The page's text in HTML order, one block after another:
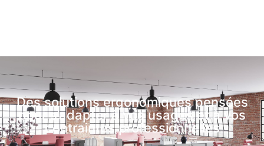
Des solutions ergonomiques pensées
pour s’adapter à vos usages et à vos
contraintes professionnelles